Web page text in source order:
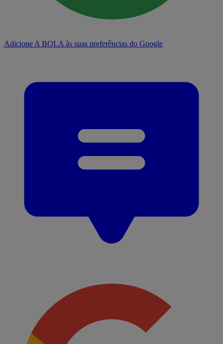
Adicione A BOLA às suas preferências do Google